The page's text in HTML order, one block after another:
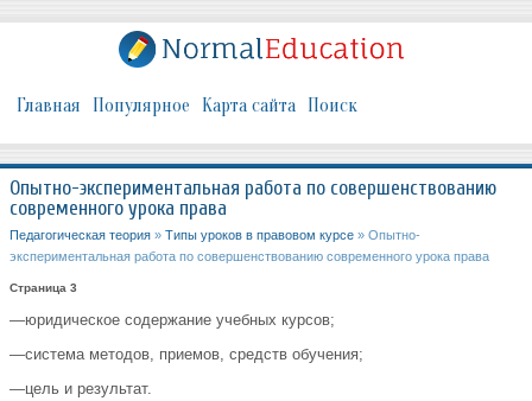
Главная Популярное Карта сайта Поиск
Опытно-экспериментальная работа по совершенствованию
современного урока права
Педагогическая теория » Типы уроков в правовом курсе » Опытно-
экспериментальная работа по совершенствованию современного урока права
Страница 3
—юридическое содержание учебных курсов;
—система методов, приемов, средств обучения;
—цель и результат.